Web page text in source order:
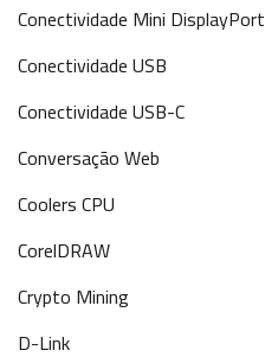
Conectividade Mini DisplayPort
Conectividade USB
Conectividade USB-C
Conversação Web
Coolers CPU
CorelDRAW
Crypto Mining
D-Link